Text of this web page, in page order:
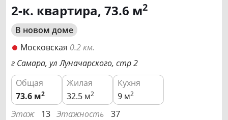
2-к. квартира, 73.6 м2
В новом доме
Московская 0.2 км.
г Самара, ул Луначарского, стр 2
Общая
Жилая
Кухня
73.6 м2 32.5 м2 9 м2
Этаж 13 Этажность 37